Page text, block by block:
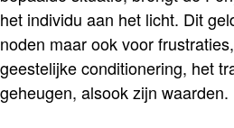
het individu aan het licht. Dit
noden maar ook voor
geestelijke conditionering, het
geheugen, alsook zijn waarden.